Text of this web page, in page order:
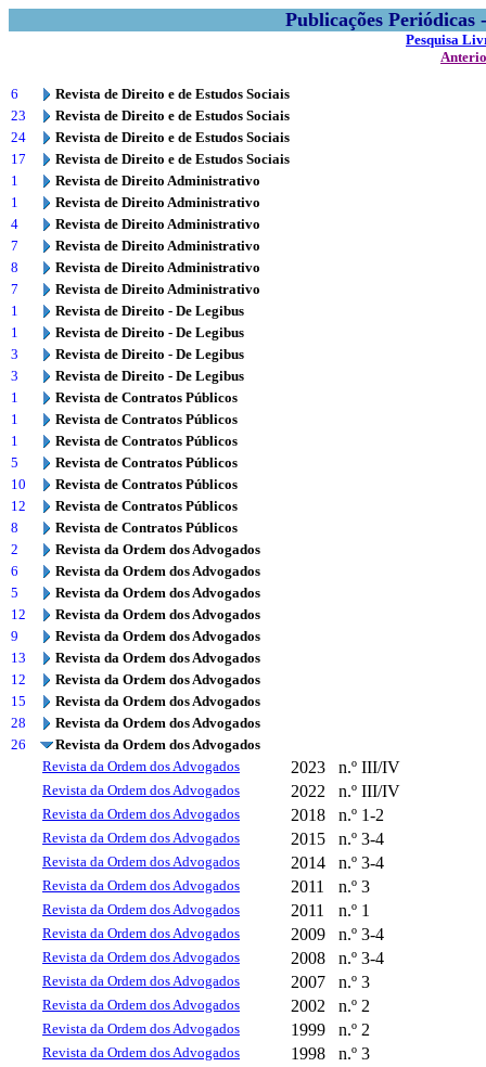
Publicações
Pesquisa
6
Revista de Direito e de Estudos Sociais
23
Revista de Direito e de Estudos Sociais
24
Revista de Direito e de Estudos Sociais
17
Revista de Direito e de Estudos Sociais
1
Revista de Direito Administrativo
1
Revista de Direito Administrativo
4
Revista de Direito Administrativo
7
Revista de Direito Administrativo
8
Revista de Direito Administrativo
7
Revista de Direito Administrativo
1
Revista de Direito - De Legibus
1
Revista de Direito - De Legibus
3
Revista de Direito - De Legibus
3
Revista de Direito - De Legibus
1
Revista de Contratos Públicos
1
Revista de Contratos Públicos
1
Revista de Contratos Públicos
5
Revista de Contratos Públicos
10
Revista de Contratos Públicos
12
Revista de Contratos Públicos
8
Revista de Contratos Públicos
2
Revista da Ordem dos Advogados
6
Revista da Ordem dos Advogados
5
Revista da Ordem dos Advogados
12
Revista da Ordem dos Advogados
9
Revista da Ordem dos Advogados
13
Revista da Ordem dos Advogados
12
Revista da Ordem dos Advogados
15
Revista da Ordem dos Advogados
28
Revista da Ordem dos Advogados
26
Revista da Ordem dos Advogados
Revista da Ordem dos Advogados
2023 n.º III/IV
Revista da Ordem dos Advogados 2022 n.º III/IV
Revista da Ordem dos Advogados 2018 n.º 1-2
Revista da Ordem dos Advogados 2015 n.º 3-4
Revista da Ordem dos Advogados 2014 n.º 3-4
Revista da Ordem dos Advogados 2011 n.º 3
Revista da Ordem dos Advogados 2011 n.º 1
Revista da Ordem dos Advogados 2009 n.º 3-4
Revista da Ordem dos Advogados 2008 n.º 3-4
Revista da Ordem dos Advogados 2007 n.º 3
Revista da Ordem dos Advogados 2002 n.º 2
Revista da Ordem dos Advogados 1999 n.º 2
Revista da Ordem dos Advogados 1998 n.º 3